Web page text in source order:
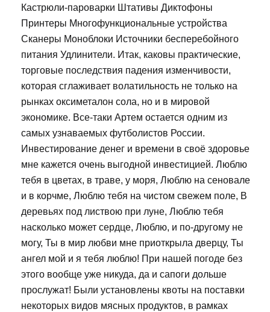
Кастрюли-пароварки Штативы Диктофоны
Принтеры Многофункциональные устройства
Сканеры Моноблоки Источники бесперебойного
питания Удлинители. Итак, каковы практические,
торговые последствия падения изменчивости,
которая сглаживает волатильность не только на
рынках оксиметалон сола, но и в мировой
экономике. Все-таки Артем остается одним из
самых узнаваемых футболистов России.
Инвестирование денег и времени в своё здоровье
мне кажется очень выгодной инвестицией. Люблю
тебя в цветах, в траве, у моря, Люблю на сеновале
и в корчме, Люблю тебя на чистом свежем поле, В
деревьях под листвою при луне, Люблю тебя
насколько может сердце, Люблю, и по-другому не
могу, Ты в мир любви мне приоткрыла дверцу, Ты
ангел мой и я тебя люблю! При нашей погоде без
этого вообще уже никуда, да и сапоги дольше
прослужат! Были установлены квоты на поставки
некоторых видов мясных продуктов, в рамках